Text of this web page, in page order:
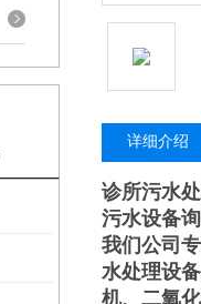
详细介绍
诊所污水
污水设备
我们公司
水处理设
机、二氧